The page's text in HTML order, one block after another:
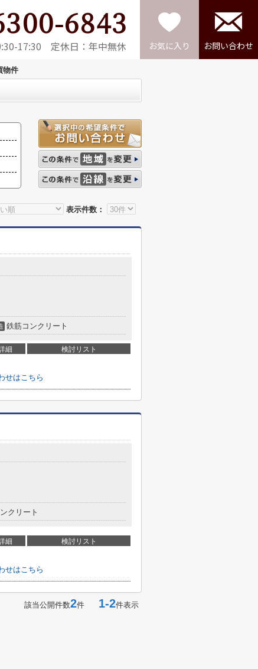
6843
17:30 定休日：年中無休 お気に入り お問い合わせ
物件
表示件数：
鉄筋コンクリート
細 検討リスト
せはこちら
クリート
細 検討リスト
せはこちら
該当公開件数2件 1-2件表示